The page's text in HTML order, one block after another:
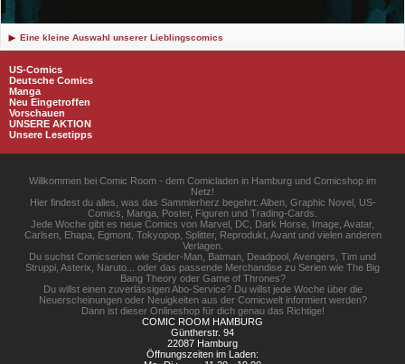
Eine kleine Auswahl unserer Lieblingscomics
US-Comics
Deutsche Comics
Manga
Neu Eingetroffen
Vorschauen
UNSERE AKTION
Unsere Lesetipps
Willkommen bei Comic Room - dem Comicladen in Hamburg und Comicshop im
Netz!
Hier findest du alles, was das Sammlerherz begehrt: Alben, Graphic Novel, US-
Comics, Manga, Poster, Figuren und Trading-Cards.
Jede Woche gibt es neue Comics von Marvel, DC, Dark Horse, Image, Avatar,
Carlsen, Ehapa, Egmont, Tokyopop, Splitter, Reprodukt, Avant und vielen anderen
Verlagen.
Du suchst Comicserien wie Spider-Man, Batman, Deadpool, Avengers, Tim und
Struppi, Asterix, Naruto... oder das passende Merchandise zu Serien wie The Big
Bang Theory oder Game of Thrones?
Du willst einen zuverlässigen Abo-Service? Du willst jede Woche über die
Neuerscheinungen oder Neuigkeiten aus der Comicwelt informiert werden?
Dann ist dieser Onlineshop für dich genau das Richtige!
COMIC ROOM HAMBURG
Güntherstr. 94
22087 Hamburg
Öffnungszeiten im Laden: